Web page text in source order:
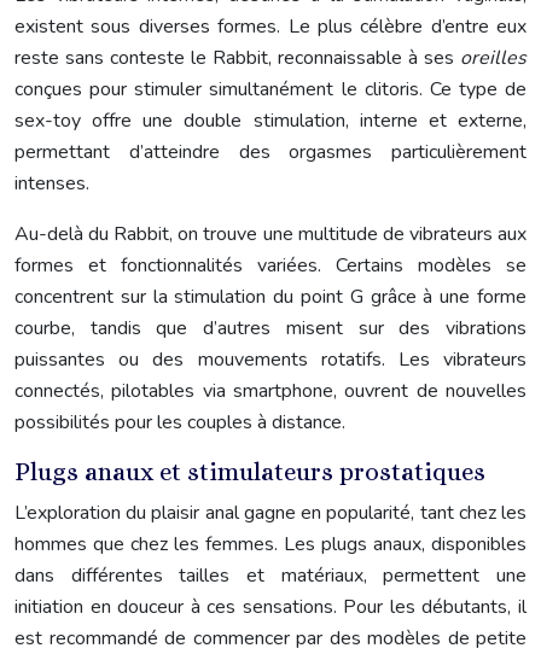
existent sous diverses formes. Le plus célèbre d’entre eux
reste sans conteste le Rabbit, reconnaissable à ses oreilles
conçues pour stimuler simultanément le clitoris. Ce type de
sex-toy offre une double stimulation, interne et externe,
permettant d’atteindre des orgasmes particulièrement
intenses.
Au-delà du Rabbit, on trouve une multitude de vibrateurs aux
formes et fonctionnalités variées. Certains modèles se
concentrent sur la stimulation du point G grâce à une forme
courbe, tandis que d’autres misent sur des vibrations
puissantes ou des mouvements rotatifs. Les vibrateurs
connectés, pilotables via smartphone, ouvrent de nouvelles
possibilités pour les couples à distance.
Plugs anaux et stimulateurs prostatiques
L’exploration du plaisir anal gagne en popularité, tant chez les
hommes que chez les femmes. Les plugs anaux, disponibles
dans différentes tailles et matériaux, permettent une
initiation en douceur à ces sensations. Pour les débutants, il
est recommandé de commencer par des modèles de petite